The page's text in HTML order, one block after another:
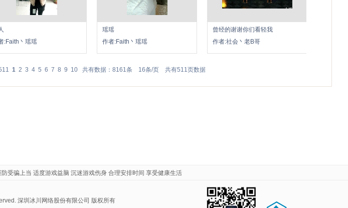
:Faith丶瑶瑶
瑶瑶
作者:Faith丶瑶瑶
曾经的谢谢你们看轻我
作者:社会丶老B哥
1 2 3 4 5 6 7 8 9 10 共有数据：8161条 16条/页 共有511页数据
受骗上当 适度游戏益脑 沉迷游戏伤身 合理安排时间 享受健康生活
深圳冰川网络股份有限公司 版权所有